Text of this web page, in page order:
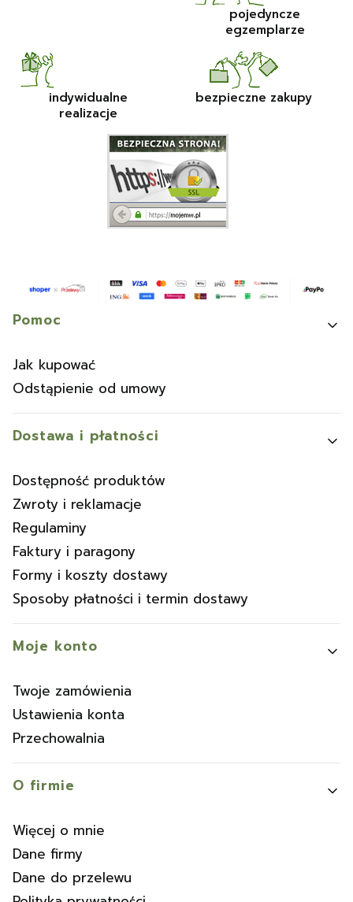
pojedyncze
egzemplarze
indywidualne
realizacje
bezpieczne zakupy
Linki w stopce
Pomoc
Jak kupować
Odstąpienie od umowy
Dostawa i płatności
Dostępność produktów
Zwroty i reklamacje
Regulaminy
Faktury i paragony
Formy i koszty dostawy
Sposoby płatności i termin dostawy
Moje konto
Twoje zamówienia
Ustawienia konta
Przechowalnia
O firmie
Więcej o mnie
Dane firmy
Dane do przelewu